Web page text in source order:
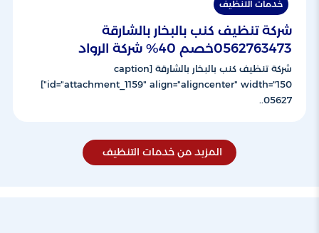
خدمات التنظيف
شركة تنظيف كنب بالبخار بالشارقة
0562763473خصم 40% شركة الرواد
شركة تنظيف كنب بالبخار بالشارقة [caption
id="attachment_1159" align="aligncenter" width="150"]
05627..
المزيد من خدمات التنظيف